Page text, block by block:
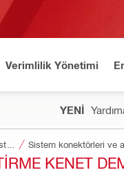
Verimlilik Yönetimi
YENİ
Sistem konektörleri ve
KENET